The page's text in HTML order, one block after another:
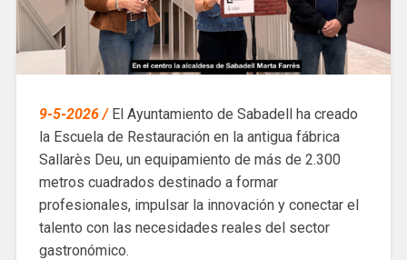
9-5-2026 /El Ayuntamiento de Sabadell ha creado
la Escuela de Restauración en la antigua fábrica
Sallarès Deu, un equipamiento de más de 2.300
metros cuadrados destinado a formar
profesionales, impulsar la innovación y conectar el
talento con las necesidades reales del sector
gastronómico.